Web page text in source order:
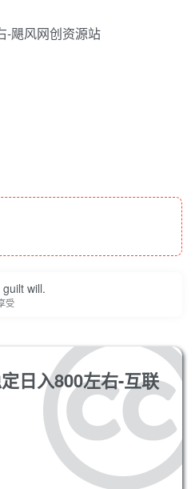
will.
受
日入800左右-互联